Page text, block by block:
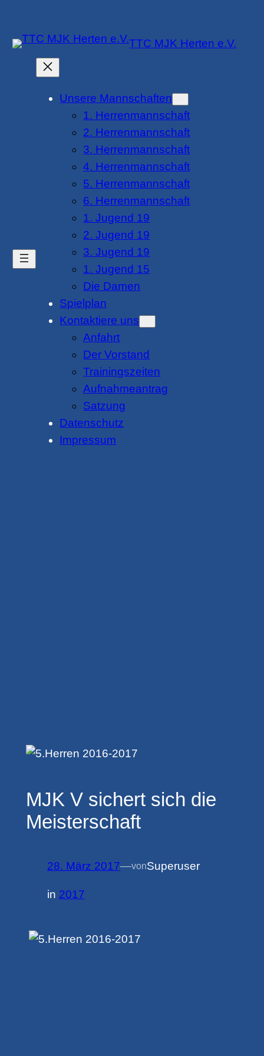
springen
TTC MJK Herten e.V.
Unsere Mannschaften
1. Herrenmannschaft
2. Herrenmannschaft
3. Herrenmannschaft
4. Herrenmannschaft
5. Herrenmannschaft
6. Herrenmannschaft
1. Jugend 19
2. Jugend 19
3. Jugend 19
1. Jugend 15
Die Damen
Spielplan
Kontaktiere uns
Anfahrt
Der Vorstand
Trainingszeiten
Aufnahmeantrag
Satzung
Datenschutz
Impressum
MJK V sichert sich die
Meisterschaft
28. März 2017—vonSuperuser
in 2017